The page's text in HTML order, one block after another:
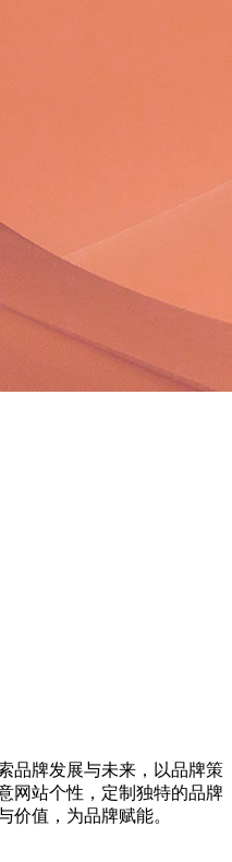
品牌发展与未来，以品牌策
网站个性，定制独特的品牌
价值，为品牌赋能。